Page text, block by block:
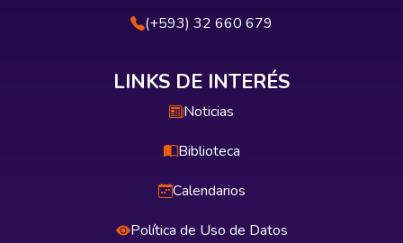
(+593) 32 660 679
LINKS DE INTERÉS
Noticias
Biblioteca
Calendarios
Política de Uso de Datos